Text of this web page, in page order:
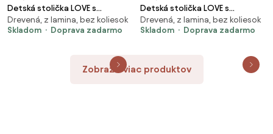
Detská stolička LOVE s
opierkami rúk, V 500 mm,
breza, laminát - modrá
Drevená, z lamina, bez koliesok
Skladom
Doprava zadarmo
Detská stolička LOVE s
opierkami rúk, V 500 mm,
breza, laminát - biela
Drevená, z lamina, bez koliesok
Skladom
Doprava zadarmo
Zobraziť viac produktov